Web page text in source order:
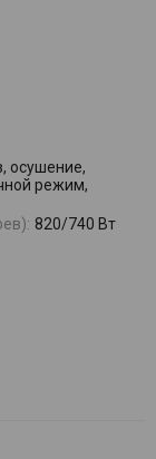
осушение,
режим,
820/740 Вт